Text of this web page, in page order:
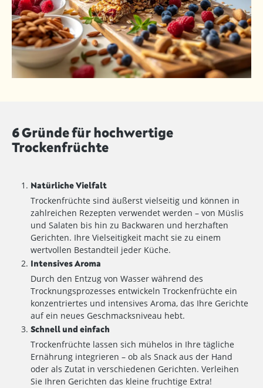
6 Gründe für hochwertige
Trockenfrüchte
Natürliche Vielfalt
Trockenfrüchte sind äußerst vielseitig und können in
zahlreichen Rezepten verwendet werden – von Müslis
und Salaten bis hin zu Backwaren und herzhaften
Gerichten. Ihre Vielseitigkeit macht sie zu einem
wertvollen Bestandteil jeder Küche.
Intensives Aroma
Durch den Entzug von Wasser während des
Trocknungsprozesses entwickeln Trockenfrüchte ein
konzentriertes und intensives Aroma, das Ihre Gerichte
auf ein neues Geschmacksniveau hebt.
Schnell und einfach
Trockenfrüchte lassen sich mühelos in Ihre tägliche
Ernährung integrieren – ob als Snack aus der Hand
oder als Zutat in verschiedenen Gerichten. Verleihen
Sie Ihren Gerichten das kleine fruchtige Extra!